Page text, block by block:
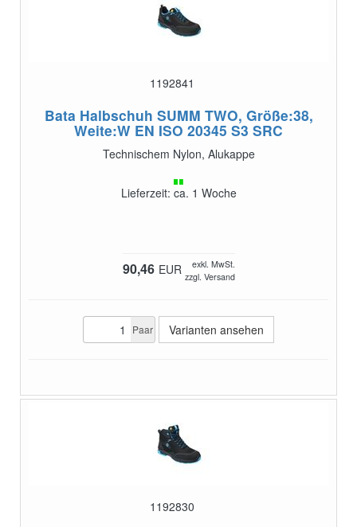
1192841
Bata Halbschuh SUMM TWO, Größe:38,
Weite:W EN ISO 20345 S3 SRC
Technischem Nylon, Alukappe
Lieferzeit: ca. 1 Woche
90,46 EUR
exkl. MwSt.
zzgl. Versand
Paar Varianten ansehen
1192830